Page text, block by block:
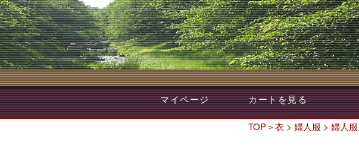
マイページ
カートを見る
TOP＞衣 > 婦人服 > 婦人服